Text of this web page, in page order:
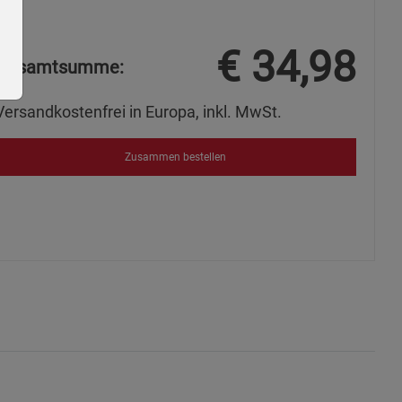
Gesamtsumme: € 34,98
in Europa, inkl. MwSt.
Zusammen bestellen